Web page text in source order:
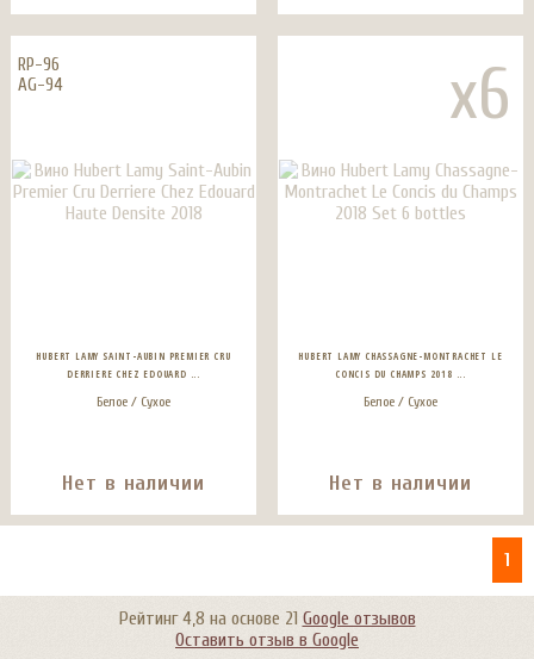
HUBERT LAMY SAINT-AUBIN PREMIER CRU
DERRIERE CHEZ EDOUARD ...
Белое / Сухое
Нет в наличии
RP-96
AG-94
x6
HUBERT LAMY CHASSAGNE-MONTRACHET LE
CONCIS DU CHAMPS 2018 ...
Белое / Сухое
Нет в наличии
1
Рейтинг4,8 на основе 21 Google отзывов
Оставить отзыв в Google